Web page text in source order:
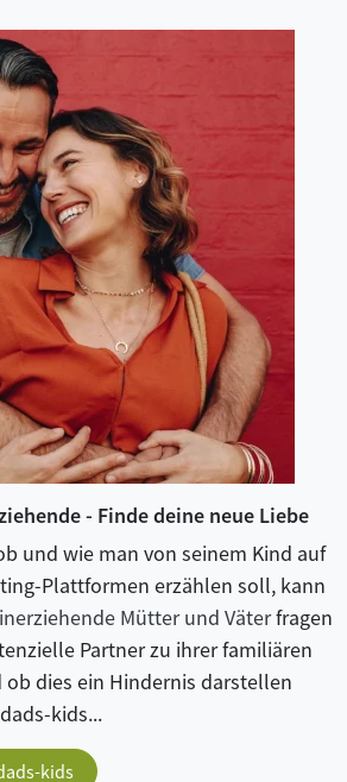
- Finde deine neue Liebe
und wie man von seinem Kind auf
Plattformen erzählen soll, kann
Mütter und Väterfragen
Partner zu ihrer familiären
dies ein Hindernis darstellen
kids...
kids